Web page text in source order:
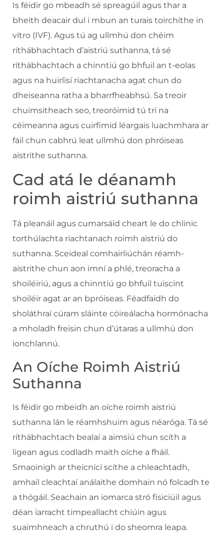
Is féidir go mbeadh sé spreagúil agus thar a
bheith deacair dul i mbun an turais toirchithe in
vitro (IVF). Agus tú ag ullmhú don chéim
ríthábhachtach d’aistriú suthanna, tá sé
ríthábhachtach a chinntiú go bhfuil an t-eolas
agus na huirlisí riachtanacha agat chun do
dheiseanna ratha a bharrfheabhsú. Sa treoir
chuimsitheach seo, treoróimid tú trí na
céimeanna agus cuirfimid léargais luachmhara ar
fáil chun cabhrú leat ullmhú don phróiseas
aistrithe suthanna.
Cad atá le déanamh
roimh aistriú suthanna
Tá pleanáil agus cumarsáid cheart le do chlinic
torthúlachta riachtanach roimh aistriú do
suthanna. Sceideal comhairliúchán réamh-
aistrithe chun aon imní a phlé, treoracha a
shoiléiriú, agus a chinntiú go bhfuil tuiscint
shoiléir agat ar an bpróiseas. Féadfaidh do
sholáthraí cúram sláinte cóireálacha hormónacha
a mholadh freisin chun d’útaras a ullmhú don
ionchlannú.
An Oíche Roimh Aistriú
Suthanna
Is féidir go mbeidh an oíche roimh aistriú
suthanna lán le réamhshuim agus néaróga. Tá sé
ríthábhachtach bealaí a aimsiú chun scíth a
ligean agus codladh maith oíche a fháil.
Smaoinigh ar theicnící scíthe a chleachtadh,
amhail cleachtaí análaithe domhain nó folcadh te
a thógáil. Seachain an iomarca stró fisiciúil agus
déan iarracht timpeallacht chiúin agus
suaimhneach a chruthú i do sheomra leapa.